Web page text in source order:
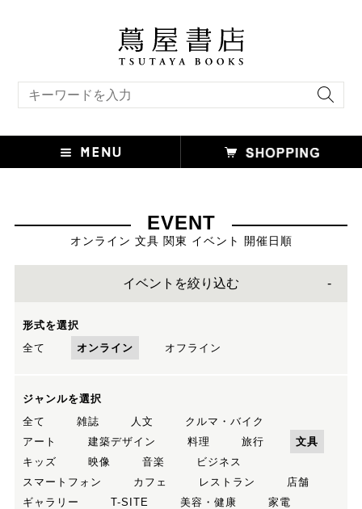
EVENT
オンライン 文具 関東 イベント 開催日順
イベントを絞り込む
形式を選択
全て
オンライン オフライン
ジャンルを選択
全て
雑誌 人文
クルマ・バイク
アート
建築デザイン 料理 旅行
文具
キッズ
映像 音楽
ビジネス
スマートフォン
カフェ レストラン
店舗
ギャラリー
T-SITE 美容・健康
家電